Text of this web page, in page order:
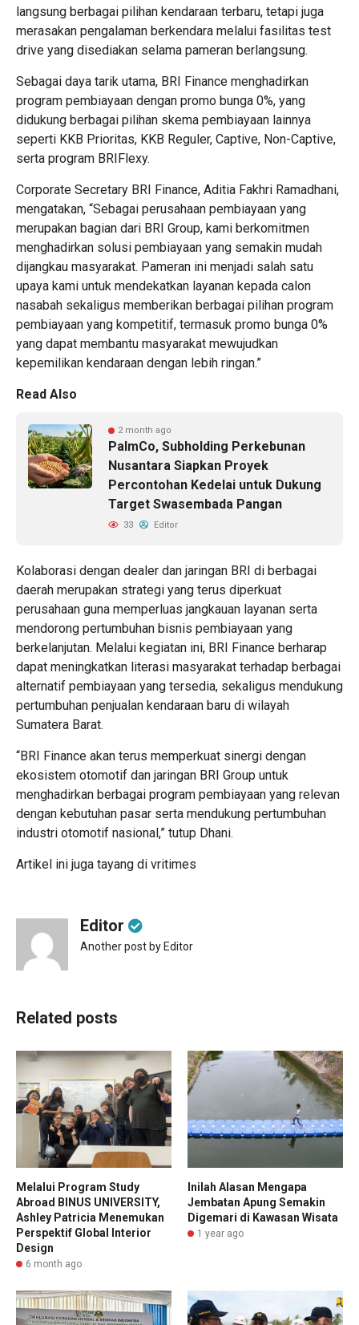
langsung berbagai pilihan kendaraan terbaru, tetapi juga
merasakan pengalaman berkendara melalui fasilitas test
drive yang disediakan selama pameran berlangsung.
Sebagai daya tarik utama, BRI Finance menghadirkan
program pembiayaan dengan promo bunga 0%, yang
didukung berbagai pilihan skema pembiayaan lainnya
seperti KKB Prioritas, KKB Reguler, Captive, Non-Captive,
serta program BRIFlexy.
Corporate Secretary BRI Finance, Aditia Fakhri Ramadhani,
mengatakan, “Sebagai perusahaan pembiayaan yang
merupakan bagian dari BRI Group, kami berkomitmen
menghadirkan solusi pembiayaan yang semakin mudah
dijangkau masyarakat. Pameran ini menjadi salah satu
upaya kami untuk mendekatkan layanan kepada calon
nasabah sekaligus memberikan berbagai pilihan program
pembiayaan yang kompetitif, termasuk promo bunga 0%
yang dapat membantu masyarakat mewujudkan
kepemilikan kendaraan dengan lebih ringan.”
Read Also
2 month ago
PalmCo, Subholding Perkebunan
Nusantara Siapkan Proyek
Percontohan Kedelai untuk Dukung
Target Swasembada Pangan
33 Editor
Kolaborasi dengan dealer dan jaringan BRI di berbagai
daerah merupakan strategi yang terus diperkuat
perusahaan guna memperluas jangkauan layanan serta
mendorong pertumbuhan bisnis pembiayaan yang
berkelanjutan. Melalui kegiatan ini, BRI Finance berharap
dapat meningkatkan literasi masyarakat terhadap berbagai
alternatif pembiayaan yang tersedia, sekaligus mendukung
pertumbuhan penjualan kendaraan baru di wilayah
Sumatera Barat.
“BRI Finance akan terus memperkuat sinergi dengan
ekosistem otomotif dan jaringan BRI Group untuk
menghadirkan berbagai program pembiayaan yang relevan
dengan kebutuhan pasar serta mendukung pertumbuhan
industri otomotif nasional,” tutup Dhani.
Artikel ini juga tayang di vritimes
Editor
Another post by Editor
Related posts
Melalui Program Study
Abroad BINUS UNIVERSITY,
Ashley Patricia Menemukan
Perspektif Global Interior
Design
6 month ago
Inilah Alasan Mengapa
Jembatan Apung Semakin
Digemari di Kawasan Wisata
1 year ago